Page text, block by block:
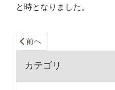
と時となりました。
前へ
カテゴリ